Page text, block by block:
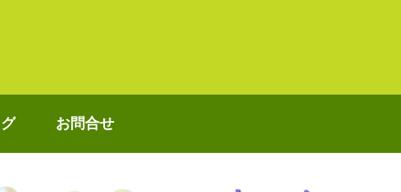
お問合せ